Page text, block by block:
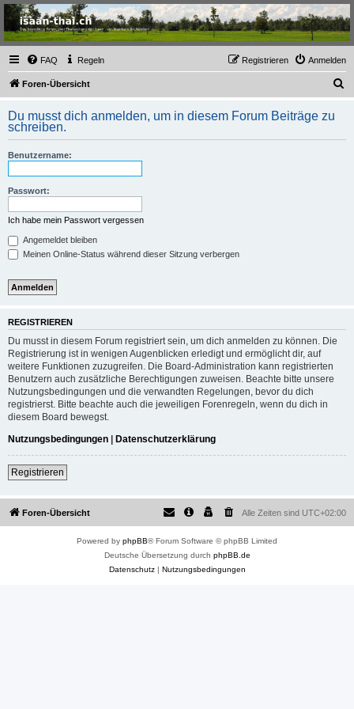
Thailand & Isaan Forum
- isaan-thai.ch
Das freundliche Forum über Thailand und den Isaan - von Membern für Member
FAQ Regeln Anmelden
Registrieren
Foren-Übersicht
h
Du musst dich anmelden, um in diesem Forum Beiträge zu
schreiben.
Benutzername:
Passwort:
Ich habe mein Passwort vergessen
Angemeldet bleiben
Meinen Online-Status während dieser Sitzung verbergen
REGISTRIEREN
Du musst in diesem Forum registriert sein, um dich anmelden zu können. Die
Registrierung ist in wenigen Augenblicken erledigt und ermöglicht dir, auf
weitere Funktionen zuzugreifen. Die Board-Administration kann registrierten
Benutzern auch zusätzliche Berechtigungen zuweisen. Beachte bitte unsere
Nutzungsbedingungen und die verwandten Regelungen, bevor du dich
registrierst. Bitte beachte auch die jeweiligen Forenregeln, wenn du dich in
diesem Board bewegst.
Nutzungsbedingungen | Datenschutzerklärung
Registrieren
Foren-Übersicht Alle Zeiten sind UTC+02:00
Powered by phpBB® Forum Software © phpBB Limited
Deutsche Übersetzung durch phpBB.de
Datenschutz| Nutzungsbedingungen